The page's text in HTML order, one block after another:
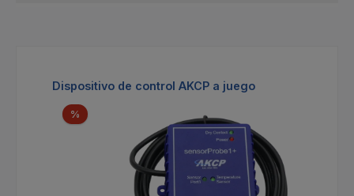
Omitir la galería de productos
Dispositivo de control AKCP a juego
%Descuento